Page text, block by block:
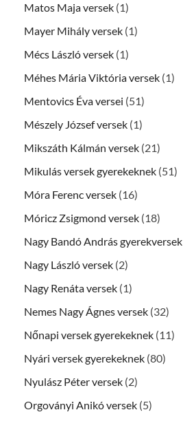
Matos Maja versek (1)
Mayer Mihály versek (1)
Mécs László versek (1)
Méhes Mária Viktória versek (1)
Mentovics Éva versei (51)
Mészely József versek (1)
Mikszáth Kálmán versek (21)
Mikulás versek gyerekeknek (51)
Móra Ferenc versek (16)
Móricz Zsigmond versek (18)
Nagy Bandó András gyerekversek
Nagy László versek (2)
Nagy Renáta versek (1)
Nemes Nagy Ágnes versek (32)
Nőnapi versek gyerekeknek (11)
Nyári versek gyerekeknek (80)
Nyulász Péter versek (2)
Orgoványi Anikó versek (5)